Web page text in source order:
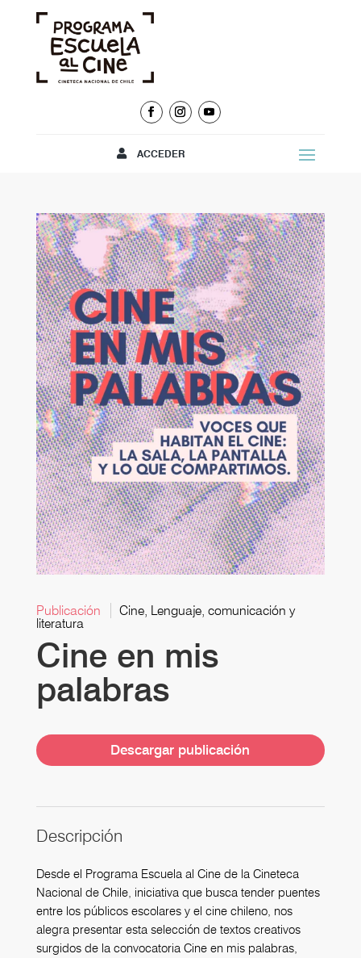
ACCEDER
Publicación
Cine, Lenguaje, comunicación y
literatura
Cine en mis
palabras
Descargar publicación
Descripción
Desde el Programa Escuela al Cine de la Cineteca
Nacional de Chile, iniciativa que busca tender puentes
entre los públicos escolares y el cine chileno, nos
alegra presentar esta selección de textos creativos
surgidos de la convocatoria Cine en mis palabras,